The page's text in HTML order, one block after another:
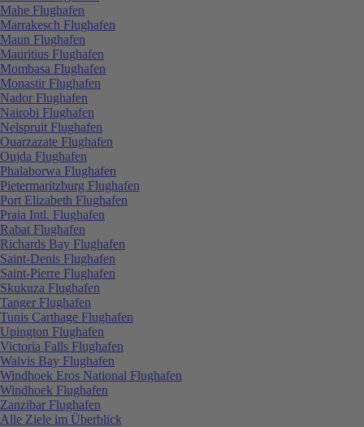
Mahe Flughafen
Marrakesch Flughafen
Maun Flughafen
Mauritius Flughafen
Mombasa Flughafen
Monastir Flughafen
Nador Flughafen
Nairobi Flughafen
Nelspruit Flughafen
Ouarzazate Flughafen
Oujda Flughafen
Phalaborwa Flughafen
Pietermaritzburg Flughafen
Port Elizabeth Flughafen
Praia Intl. Flughafen
Rabat Flughafen
Richards Bay Flughafen
Saint-Denis Flughafen
Saint-Pierre Flughafen
Skukuza Flughafen
Tanger Flughafen
Tunis Carthage Flughafen
Upington Flughafen
Victoria Falls Flughafen
Walvis Bay Flughafen
Windhoek Eros National Flughafen
Windhoek Flughafen
Zanzibar Flughafen
Alle Ziele im Überblick